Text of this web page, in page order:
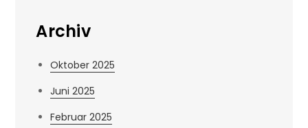
Archiv
Oktober 2025
Juni 2025
Februar 2025